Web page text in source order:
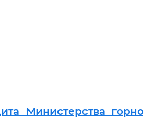
Министерства